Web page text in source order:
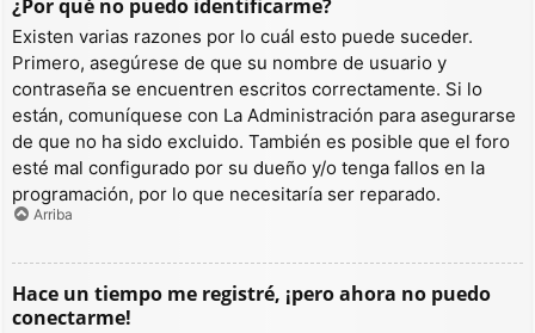
¿Por qué no puedo identificarme?
Existen varias razones por lo cuál esto puede suceder.
Primero, asegúrese de que su nombre de usuario y
contraseña se encuentren escritos correctamente. Si lo
están, comuníquese con La Administración para asegurarse
de que no ha sido excluido. También es posible que el foro
esté mal configurado por su dueño y/o tenga fallos en la
programación, por lo que necesitaría ser reparado.
Arriba
Hace un tiempo me registré, ¡pero ahora no puedo
conectarme!